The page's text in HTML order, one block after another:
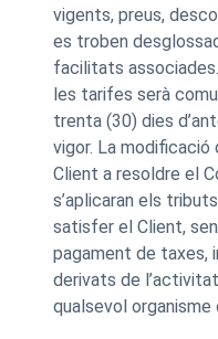
vigents, preus,
es troben
facilitats
les tarifes serà
trenta (30) dies
vigor. La
Client a resoldre el
s’aplicaran els
satisfer el Client,
pagament de taxes,
derivats de
qualsevol organisme